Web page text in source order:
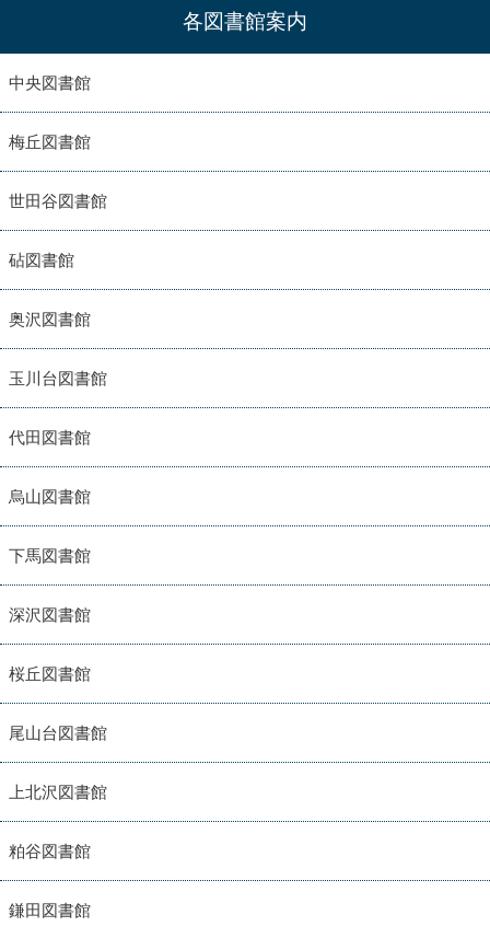
各図書館案内
中央図書館
梅丘図書館
世田谷図書館
砧図書館
奥沢図書館
玉川台図書館
代田図書館
烏山図書館
下馬図書館
深沢図書館
桜丘図書館
尾山台図書館
上北沢図書館
粕谷図書館
鎌田図書館